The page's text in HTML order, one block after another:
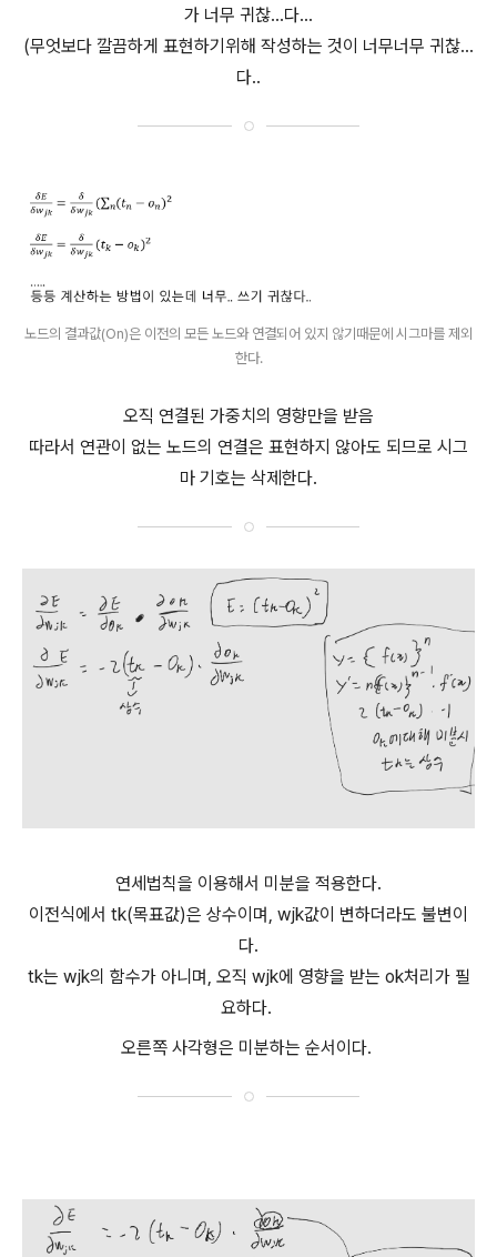
가 너무 귀찮...다...
(무엇보다 깔끔하게 표현하기위해 작성하는 것이 너무너무 귀찮...
다..
노드의 결과값(On)은 이전의 모든 노드와 연결되어 있지 않기때문에 시그마를 제외
한다.
오직 연결된 가중치의 영향만을 받음
따라서 연관이 없는 노드의 연결은 표현하지 않아도 되므로 시그
마 기호는 삭제한다.
연세법칙을 이용해서 미분을 적용한다.
이전식에서 tk(목표값)은 상수이며, wjk값이 변하더라도 불변이
다.
tk는 wjk의 함수가 아니며, 오직 wjk에 영향을 받는 ok처리가 필
요하다.
오른쪽 사각형은 미분하는 순서이다.